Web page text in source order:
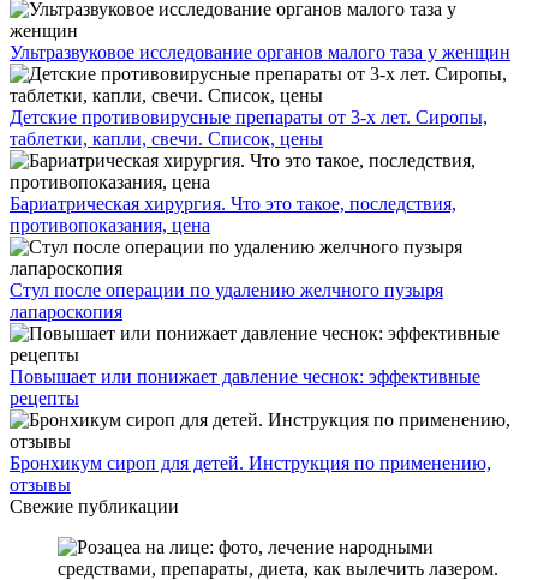
Ультразвуковое исследование органов малого таза у женщин
Детские противовирусные препараты от 3-х лет. Сиропы,
таблетки, капли, свечи. Список, цены
Бариатрическая хирургия. Что это такое, последствия,
противопоказания, цена
Стул после операции по удалению желчного пузыря
лапароскопия
Повышает или понижает давление чеснок: эффективные
рецепты
Бронхикум сироп для детей. Инструкция по применению,
отзывы
Свежие публикации